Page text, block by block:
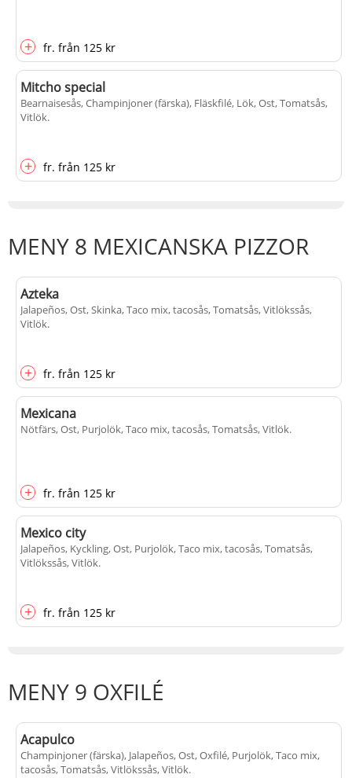
+ fr. från 125 kr
Mitcho special
Bearnaisesås, Champinjoner (färska), Fläskfilé, Lök, Ost, Tomatsås,
Vitlök.
+ fr. från 125 kr
MENY 8 MEXICANSKA PIZZOR
Azteka
Jalapeños, Ost, Skinka, Taco mix, tacosås, Tomatsås, Vitlökssås,
Vitlök.
+ fr. från 125 kr
Mexicana
Nötfärs, Ost, Purjolök, Taco mix, tacosås, Tomatsås, Vitlök.
+ fr. från 125 kr
Mexico city
Jalapeños, Kyckling, Ost, Purjolök, Taco mix, tacosås, Tomatsås,
Vitlökssås, Vitlök.
+ fr. från 125 kr
MENY 9 OXFILÉ
Acapulco
Champinjoner (färska), Jalapeños, Ost, Oxfilé, Purjolök, Taco mix,
tacosås, Tomatsås, Vitlökssås, Vitlök.